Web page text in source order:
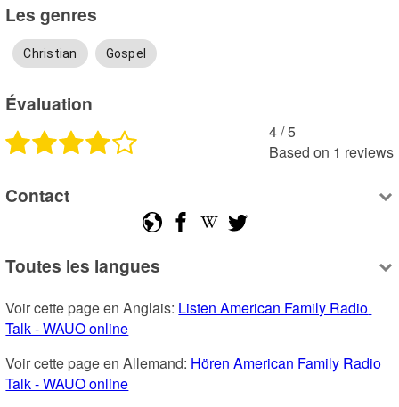
Les genres
Christian Gospel
Évaluation
4 /5
Based on 1 reviews
Contact
Toutes les langues
Voir cette page en Anglais: Listen American Family Radio
Talk - WAUO online
Voir cette page en Allemand: Hören American Family Radio
Talk - WAUO online